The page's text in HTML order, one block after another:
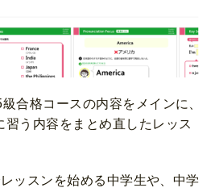
合格コースの内容をメインに、
う内容をまとめ直したレッス
ッスンを始める中学生や、中学